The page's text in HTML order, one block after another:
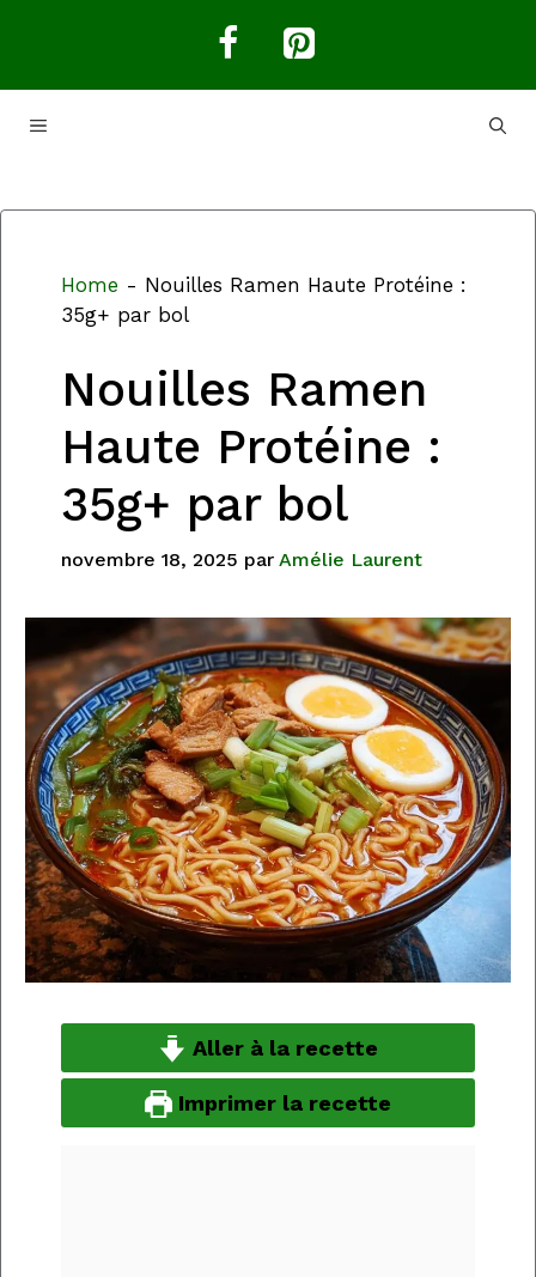
MENU
Home - Nouilles Ramen Haute Protéine :
35g+ par bol
Nouilles Ramen
Haute Protéine :
35g+ par bol
novembre 18, 2025 par Amélie Laurent
Aller à la recette
Imprimer la recette